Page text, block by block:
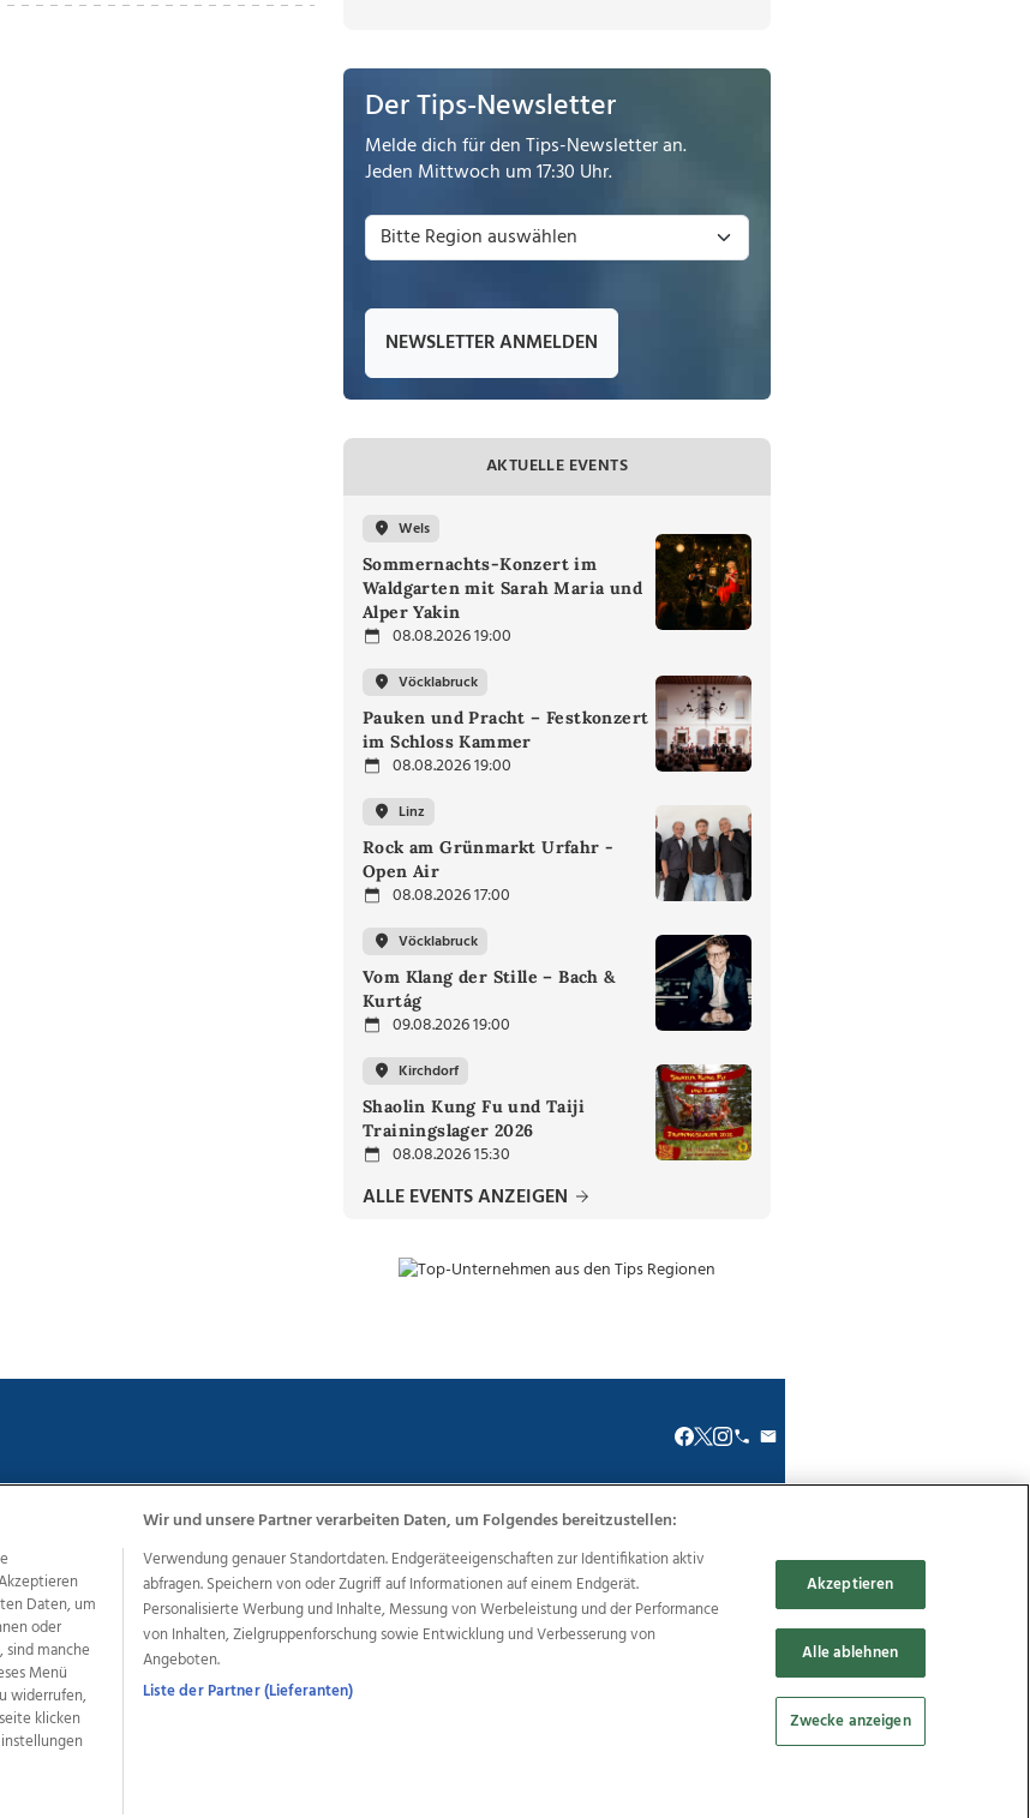
Der Tips-Newsletter
Melde dich für den Tips-Newsletter an.
Jeden Mittwoch um 17:30 Uhr.
NEWSLETTER ANMELDEN
AKTUELLE EVENTS
Wels
Sommernachts-Konzert im
Waldgarten mit Sarah Maria und
Alper Yakin
08.08.2026 19:00
Vöcklabruck
Pauken und Pracht – Festkonzert
im Schloss Kammer
08.08.2026 19:00
Linz
Rock am Grünmarkt Urfahr -
Open Air
08.08.2026 17:00
Vöcklabruck
Vom Klang der Stille – Bach &
Kurtág
09.08.2026 19:00
Kirchdorf
Shaolin Kung Fu und Taiji
Trainingslager 2026
08.08.2026 15:30
ALLE EVENTS ANZEIGEN
Ehrenkodex
des Medienhauses Wimmer
OÖNachrichten OÖN Immobilien
wasistlos.at wirtrauern.at
Daten, um
oder
manche
Menü
widerrufen,
klicken
Wir und unsere Partner verarbeiten Daten, um Folgendes bereitzustellen:
Verwendung genauer Standortdaten. Endgeräteeigenschaften zur Identifikation aktiv
abfragen. Speichern von oder Zugriff auf Informationen auf einem Endgerät.
Personalisierte Werbung und Inhalte, Messung von Werbeleistung und der Performance
von Inhalten, Zielgruppenforschung sowie Entwicklung und Verbesserung von
Angeboten.
Liste der Partner (Lieferanten)
Akzeptieren
Alle ablehnen
Zwecke anzeigen